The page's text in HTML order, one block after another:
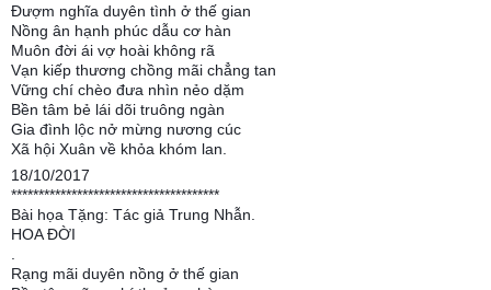
Đượm nghĩa duyên tình ở thế gian
Nồng ân hạnh phúc dẫu cơ hàn
Muôn đời ái vợ hoài không rã
Vạn kiếp thương chồng mãi chẳng tan
Vững chí chèo đưa nhìn nẻo dặm
Bền tâm bẻ lái dõi truông ngàn
Gia đình lộc nở mừng nương cúc
Xã hội Xuân về khỏa khóm lan.
18/10/2017
**************************************
Bài họa Tặng: Tác giả Trung Nhẫn.
HOA ĐỜI
Rạng mãi duyên nồng ở thế gian